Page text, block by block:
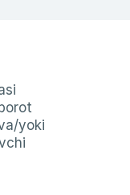
yoki